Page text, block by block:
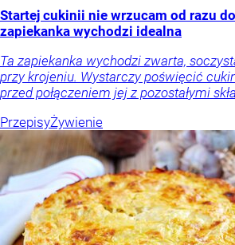
Startej cukinii nie wrzucam od razu
zapiekanka wychodzi idealna
Ta zapiekanka wychodzi zwarta,
przy krojeniu. Wystarczy poświęcić
przed połączeniem jej z pozostałymi
PrzepisyŻywienie